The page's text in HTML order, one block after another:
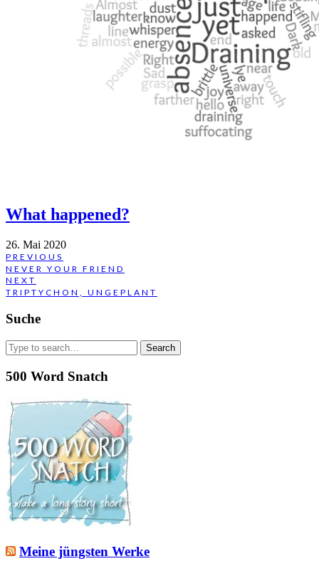
What happened?
26. Mai 2020
Beitragsnavigation
PREVIOUS
PREVIOUS
POST:
NEVER YOUR FRIEND
NEXT
NEXT
POST:
TRIPTYCHON, UNGEPLANT
Suche
Search
for:
500 Word Snatch
Meine jüngsten Werke